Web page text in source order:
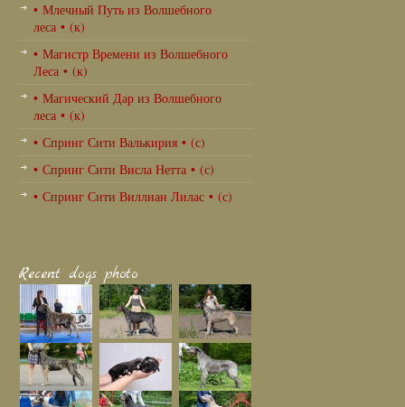
• Млечный Путь из Волшебного
леса • (к)
• Магистр Времени из Волшебного
Леса • (к)
• Магический Дар из Волшебного
леса • (к)
• Спринг Сити Валькирия • (с)
• Спринг Сити Висла Нетта • (с)
• Спринг Сити Виллиан Лилас • (с)
Recent dogs photo